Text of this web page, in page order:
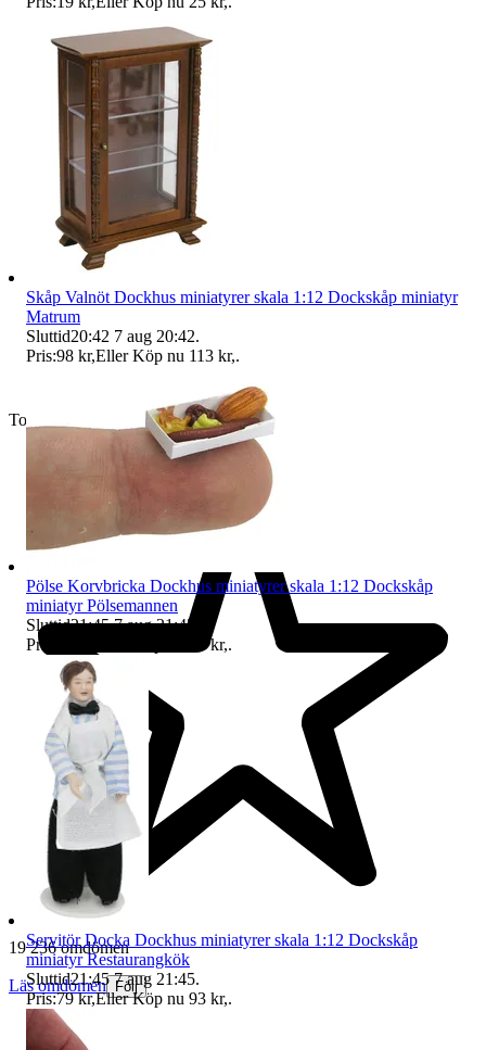
Toppsäljare
19 236 omdömen
Läs omdömen Följ
Skåp Valnöt Dockhus miniatyrer skala 1:12 Dockskåp miniatyr
Matrum
Sluttid20:42 7 aug 20:42.
Pris:98 kr,Eller Köp nu 113 kr,.
Pölse Korvbricka Dockhus miniatyrer skala 1:12 Dockskåp
miniatyr Pölsemannen
Sluttid21:45 7 aug 21:45
Pris:
36 kr,.
Servitör Docka Dockhus miniatyrer skala 1:12 Dockskåp
miniatyr Restaurangkök
Sluttid21:45 7 aug 21:45.
Pris:79 kr,Eller Köp nu 93 kr,.